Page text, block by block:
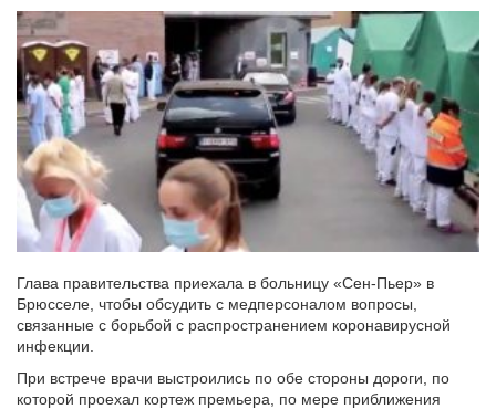
Глава правительства приехала в больницу «Сен-Пьер» в
Брюсселе, чтобы обсудить с медперсоналом вопросы,
связанные с борьбой с распространением коронавирусной
инфекции.
При встрече врачи выстроились по обе стороны дороги, по
которой проехал кортеж премьера, по мере приближения